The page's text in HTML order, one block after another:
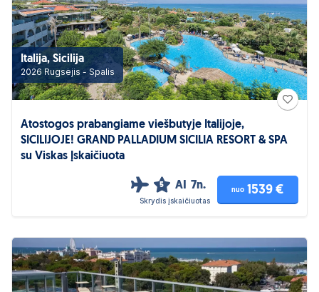
Italija, Sicilija
2026 Rugsėjis - Spalis
Atostogos prabangiame viešbutyje Italijoje,
SICILIJOJE! GRAND PALLADIUM SICILIA RESORT & SPA
su Viskas Įskaičiuota
5 AI 7n.
Skrydis įskaičiuotas
nuo 1539 €